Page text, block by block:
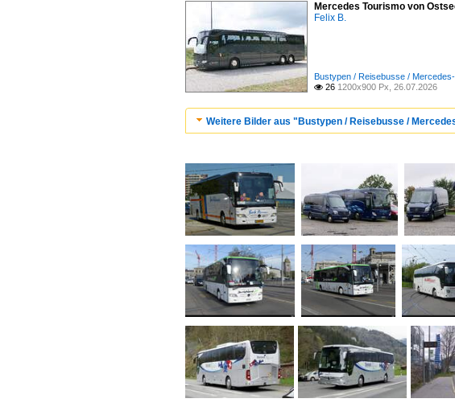
Mercedes Tourismo von
Felix B.
Bustypen / Reisebusse /
 26 1200x900 Px, 26.07.2026
Weitere Bilder aus "Bustypen / Reisebusse /